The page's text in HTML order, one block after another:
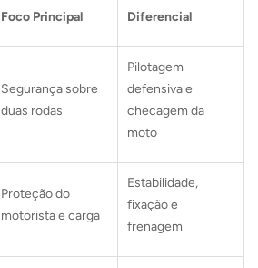
Foco Principal Diferencial
Segurança sobre
duas rodas
Pilotagem
defensiva e
checagem da
moto
Proteção do
motorista e carga
Estabilidade,
fixação e
frenagem